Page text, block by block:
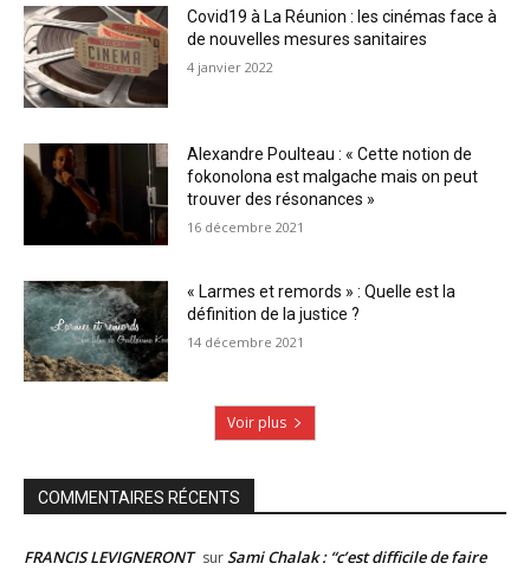
Covid19 à La Réunion : les cinémas face à
de nouvelles mesures sanitaires
4 janvier 2022
Alexandre Poulteau : « Cette notion de
fokonolona est malgache mais on peut
trouver des résonances »
16 décembre 2021
« Larmes et remords » : Quelle est la
définition de la justice ?
14 décembre 2021
Voir plus
COMMENTAIRES RÉCENTS
FRANCIS LEVIGNERONT surSami Chalak : “c’est difficile de faire